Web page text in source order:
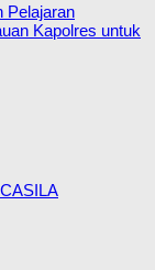
Pelajaran
Kapolres untuk